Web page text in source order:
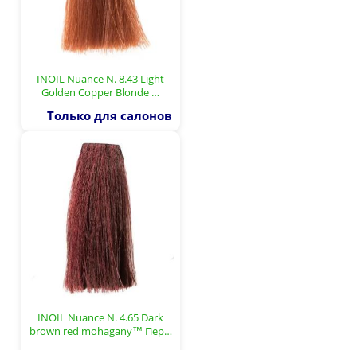
INOIL Nuance N. 8.43 Light
Golden Copper Blonde …
Только для салонов
INOIL Nuance N. 4.65 Dark
brown red mohagany™ Пер…